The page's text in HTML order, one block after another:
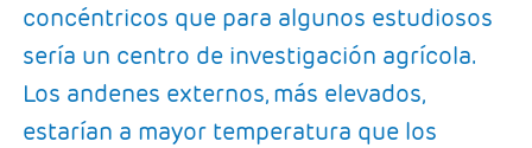
concéntricos que para algunos estudiosos
sería un centro de investigación agrícola.
Los andenes externos, más elevados,
estarían a mayor temperatura que los